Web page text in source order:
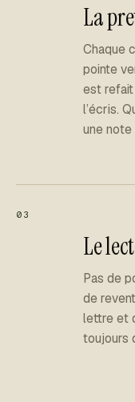
La
Chaque
pointe
est refait
l’écris.
une note
03
Le
Pas de
de
lettre et
toujours